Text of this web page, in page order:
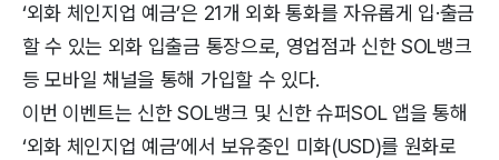
‘외화 체인지업 예금’은 21개 외화 통화를 자유롭게 입·출금
할 수 있는 외화 입출금 통장으로, 영업점과 신한 SOL뱅크
등 모바일 채널을 통해 가입할 수 있다.
이번 이벤트는 신한 SOL뱅크 및 신한 슈퍼SOL 앱을 통해
‘외화 체인지업 예금’에서 보유중인 미화(USD)를 원화로